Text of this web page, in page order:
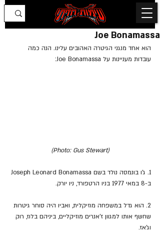
Joe Bonamassa
הוא אחד מנגני הגיטרה האהובים עלינו. הנה כמה
עובדות מעניינות על Joe Bonamassa:
(Photo: Gus Stewart)
ב-8 במאי 1977 בניו הרטפורד, ניו יורק.
2. הוא גדל במשפחה מוזיקלית, ואביו היה סוחר גיטרות
שחשף אותו למגוון ז'אנרים מוזיקליים, ביניהם בלוז, רוק
וג'אז.